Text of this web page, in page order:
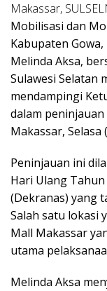
Makassar,
Mobilisasi dan
Kabupaten
Melinda Aksa,
Sulawesi Selatan
mendampingi
dalam
Makassar, Selasa
Peninjauan ini
Hari Ulang
(Dekranas) yang
Salah satu lokasi
Mall Makassar
utama
Melinda Aksa